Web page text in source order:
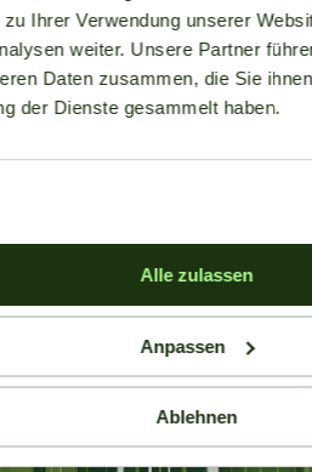
Ihrer Verwendung unserer
weiter. Unsere Partner
Daten zusammen, die Sie
der Dienste gesammelt haben.
Alle zulassen
Anpassen
Ablehnen